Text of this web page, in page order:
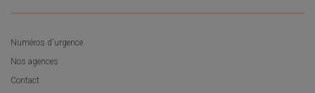
Numéros d'urgence
Nos agences
Contact